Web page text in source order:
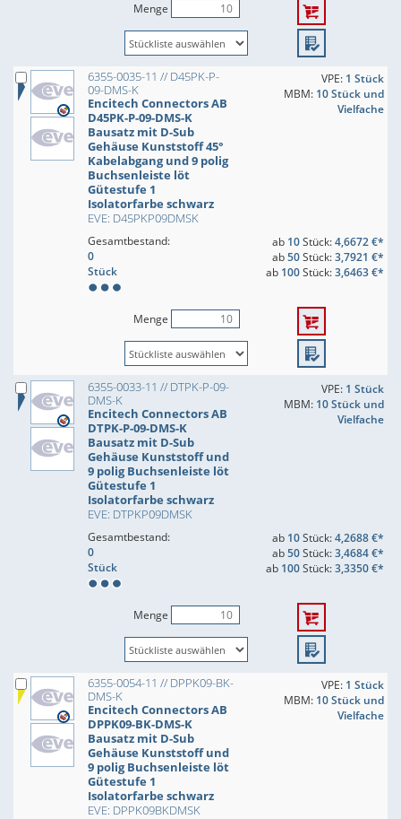
Menge
6355-0035-11 // D45PK-P-
09-DMS-K
Encitech Connectors AB
D45PK-P-09-DMS-K
Bausatz mit D-Sub
Gehäuse Kunststoff 45°
Kabelabgang und 9 polig
Buchsenleiste löt
Gütestufe 1
Isolatorfarbe schwarz
EVE: D45PKP09DMSK
VPE: 1 Stück
MBM: 10 Stück und
Vielfache
Gesamtbestand:
0
Stück
ab 10Stück:4,6672 €*
ab50Stück:3,7921 €*
ab 100Stück:3,6463 €*
Menge
6355-0033-11 // DTPK-P-09-
DMS-K
Encitech Connectors AB
DTPK-P-09-DMS-K
Bausatz mit D-Sub
Gehäuse Kunststoff und
9 polig Buchsenleiste löt
Gütestufe 1
Isolatorfarbe schwarz
EVE: DTPKP09DMSK
VPE: 1 Stück
MBM: 10 Stück und
Vielfache
Gesamtbestand:
0
Stück
ab 10Stück:4,2688 €*
ab50Stück:3,4684 €*
ab 100Stück:3,3350 €*
Menge
6355-0054-11 // DPPK09-BK-
DMS-K
Encitech Connectors AB
DPPK09-BK-DMS-K
Bausatz mit D-Sub
Gehäuse Kunststoff und
9 polig Buchsenleiste löt
Gütestufe 1
Isolatorfarbe schwarz
EVE: DPPK09BKDMSK
VPE: 1 Stück
MBM: 10 Stück und
Vielfache